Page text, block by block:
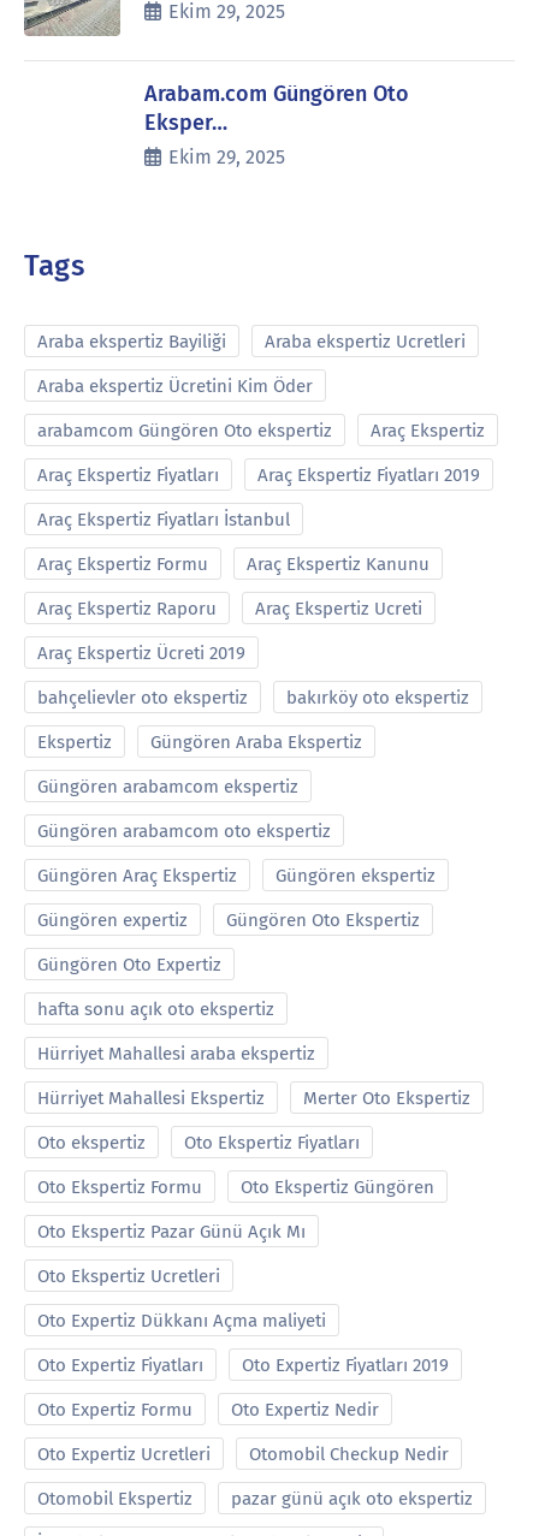
Ekim 29, 2025
Arabam.com Güngören Oto
Eksper…
Ekim 29, 2025
Tags
Araba ekspertiz Bayiliği Araba ekspertiz Ucretleri
Araba ekspertiz Ücretini Kim Öder
arabamcom Güngören Oto ekspertiz Araç Ekspertiz
Araç Ekspertiz Fiyatları Araç Ekspertiz Fiyatları 2019
Araç Ekspertiz Fiyatları İstanbul
Araç Ekspertiz Formu Araç Ekspertiz Kanunu
Araç Ekspertiz Raporu Araç Ekspertiz Ucreti
Araç Ekspertiz Ücreti 2019
bahçelievler oto ekspertiz bakırköy oto ekspertiz
Ekspertiz Güngören Araba Ekspertiz
Güngören arabamcom ekspertiz
Güngören arabamcom oto ekspertiz
Güngören Araç Ekspertiz Güngören ekspertiz
Güngören expertiz Güngören Oto Ekspertiz
Güngören Oto Expertiz
hafta sonu açık oto ekspertiz
Hürriyet Mahallesi araba ekspertiz
Hürriyet Mahallesi Ekspertiz Merter Oto Ekspertiz
Oto ekspertiz Oto Ekspertiz Fiyatları
Oto Ekspertiz Formu Oto Ekspertiz Güngören
Oto Ekspertiz Pazar Günü Açık Mı
Oto Ekspertiz Ucretleri
Oto Expertiz Dükkanı Açma maliyeti
Oto Expertiz Fiyatları Oto Expertiz Fiyatları 2019
Oto Expertiz Formu Oto Expertiz Nedir
Oto Expertiz Ucretleri Otomobil Checkup Nedir
Otomobil Ekspertiz pazar günü açık oto ekspertiz